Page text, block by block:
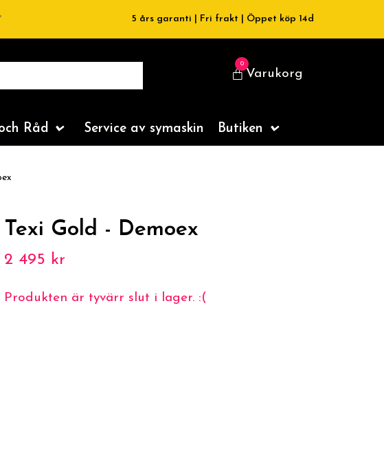
5 års garanti | Fri frakt | Öppet köp 14d
0
Varukorg
Råd Service av symaskin Butiken
Texi Gold - Demoex
2 495 kr
Produkten är tyvärr slut i lager. :(